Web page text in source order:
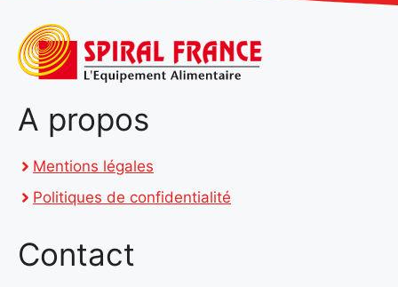
A propos
Mentions légales
Politiques de confidentialité
Contact